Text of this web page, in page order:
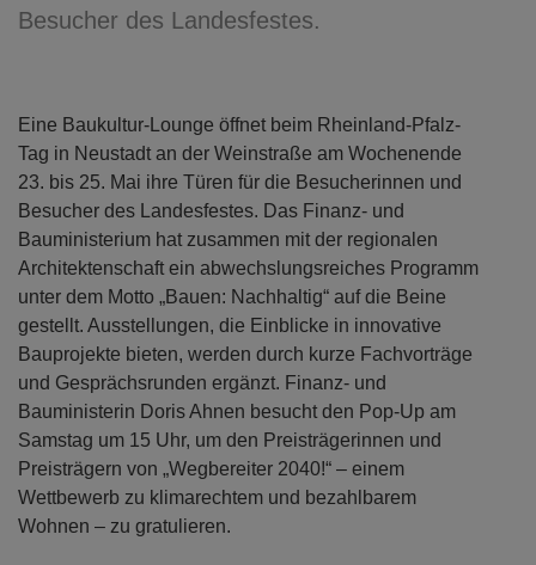
Besucher des Landesfestes.
Eine Baukultur-Lounge öffnet beim Rheinland-Pfalz-
Tag in Neustadt an der Weinstraße am Wochenende
23. bis 25. Mai ihre Türen für die Besucherinnen und
Besucher des Landesfestes. Das Finanz- und
Bauministerium hat zusammen mit der regionalen
Architektenschaft ein abwechslungsreiches Programm
unter dem Motto „Bauen: Nachhaltig“ auf die Beine
gestellt. Ausstellungen, die Einblicke in innovative
Bauprojekte bieten, werden durch kurze Fachvorträge
und Gesprächsrunden ergänzt. Finanz- und
Bauministerin Doris Ahnen besucht den Pop-Up am
Samstag um 15 Uhr, um den Preisträgerinnen und
Preisträgern von „Wegbereiter 2040!“ – einem
Wettbewerb zu klimarechtem und bezahlbarem
Wohnen – zu gratulieren.